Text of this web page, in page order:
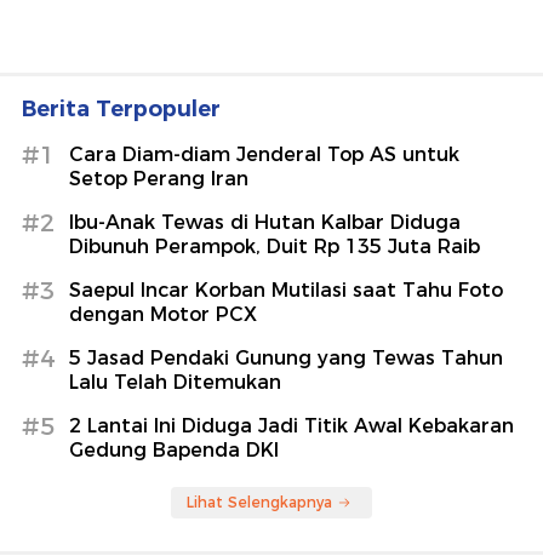
Berita Terpopuler
#1
Cara Diam-diam Jenderal Top AS untuk
Setop Perang Iran
#2
Ibu-Anak Tewas di Hutan Kalbar Diduga
Dibunuh Perampok, Duit Rp 135 Juta Raib
#3
Saepul Incar Korban Mutilasi saat Tahu Foto
dengan Motor PCX
#4
5 Jasad Pendaki Gunung yang Tewas Tahun
Lalu Telah Ditemukan
#5
2 Lantai Ini Diduga Jadi Titik Awal Kebakaran
Gedung Bapenda DKI
Lihat Selengkapnya